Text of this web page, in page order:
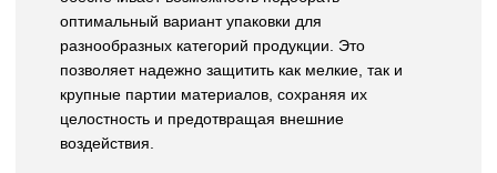
оптимальный вариант упаковки для
разнообразных категорий продукции. Это
позволяет надежно защитить как мелкие, так и
крупные партии материалов, сохраняя их
целостность и предотвращая внешние
воздействия.